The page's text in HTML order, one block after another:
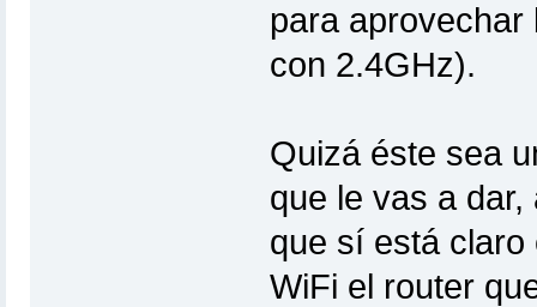
para aprovechar
con 2.4GHz).
Quizá éste sea
que le vas a
que sí está claro
WiFi el router